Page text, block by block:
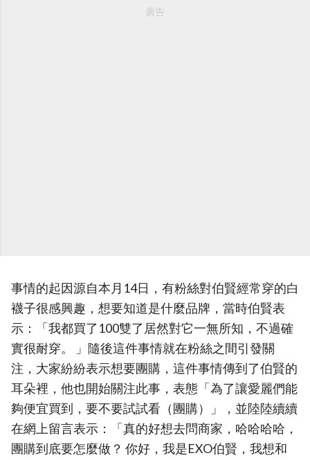
廣告
事情的起因源自本月14日，有粉絲對伯賢經常穿的白
襪子很感興趣，想要知道是什麼品牌，當時伯賢表
示：「我都買了100雙了居然對它一無所知，不過確
實很耐穿。 」隨後這件事情就在粉絲之間引發關
注，大家紛紛表示想要團購，這件事情傳到了伯賢的
耳朵裡，他也開始關注此事，表態「為了讓愛麗們能
夠便宜買到，要不要試試看（團購）」，並陸陸續續
在網上留言表示：「真的好想去問商家，哈哈哈哈，
團購到底要怎麼做？ 你好，我是EXO伯賢，我想和